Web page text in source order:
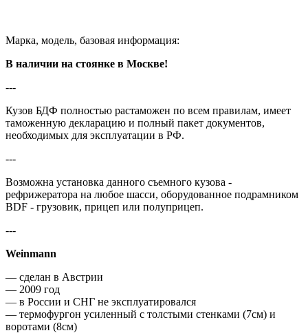
Марка, модель, базовая информация:
В наличии на стоянке в Москве!
---
Кузов БДФ полностью растаможен по всем правилам, имеет
таможенную декларацию и полный пакет документов,
необходимых для эксплуатации в РФ.
---
Возможна установка данного съемного кузова -
рефрижератора на любое шасси, оборудованное подрамником
BDF - грузовик, прицеп или полуприцеп.
---
Weinmann
― сделан в Австрии
― 2009 год
― в России и СНГ не эксплуатировался
― термофургон усиленный с толстыми стенками (7см) и
воротами (8см)